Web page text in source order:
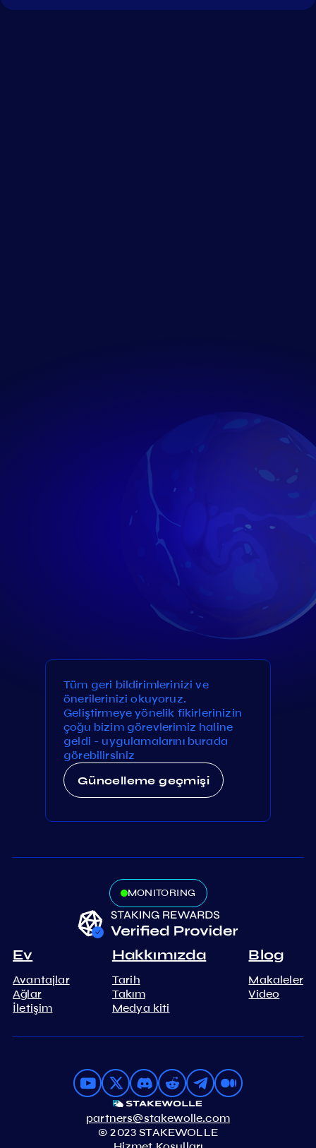
Tüm geri bildirimlerinizi ve
önerilerinizi okuyoruz.
Geliştirmeye yönelik fikirlerinizin
çoğu bizim görevlerimiz haline
geldi - uygulamalarını burada
görebilirsiniz
Güncelleme geçmişi
MONITORING
Ev
Avantajlar
Ağlar
İletişim
Hakkımızda
Tarih
Takım
Medya kiti
Blog
Makaleler
Video
partners@stakewolle.com
© 2023 STAKEWOLLE